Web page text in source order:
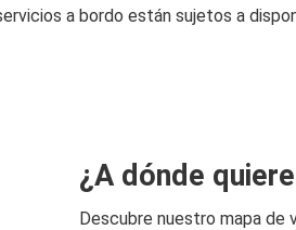
a bordo están sujetos a
¿A dónde
Descubre nuestro mapa de